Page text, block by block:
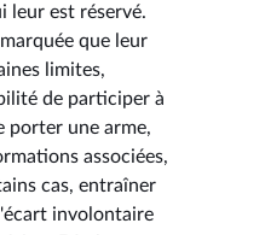
leur est réservé.
que leur
limites,
de participer à
porter une arme,
associées,
cas, entraîner
involontaire